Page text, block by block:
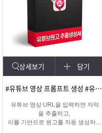
상세보기 담기
#유튜브 영상 프롬프트 생성 #유튜브 영상제작
유튜브 영상 URL을 입력하면 자막
을 추출하고,
이를 기반으로 원고를 자동 생성하는